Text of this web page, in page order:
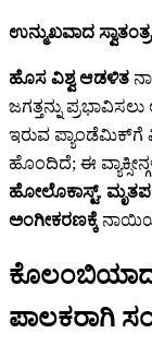
ಉನ್ಮುಖವಾದ
ಹೊಸ ವಿಶ್ವ ಆಡಳಿತ
ಜಗತ್ತನ್ನು
ಇರುವ ಪ್ಯಾಂಡೆಮಿಕ್‌ಗೆ
ಹೊಂದಿದೆ; ಈ
ಹೋಲೊಕಾಸ್ಟ್‌,
ಅಂಗೀಕರಣಕ್ಕೆ
ಪಾಲಕರಾಗಿ